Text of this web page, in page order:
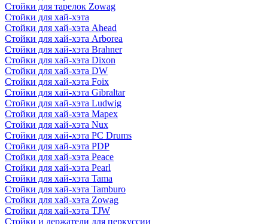
Стойки для тарелок Zowag
Стойки для хай-хэта
Стойки для хай-хэта Ahead
Стойки для хай-хэта Arborea
Стойки для хай-хэта Brahner
Стойки для хай-хэта Dixon
Стойки для хай-хэта DW
Стойки для хай-хэта Foix
Стойки для хай-хэта Gibraltar
Стойки для хай-хэта Ludwig
Стойки для хай-хэта Mapex
Стойки для хай-хэта Nux
Стойки для хай-хэта PC Drums
Стойки для хай-хэта PDP
Стойки для хай-хэта Peace
Стойки для хай-хэта Pearl
Стойки для хай-хэта Tama
Стойки для хай-хэта Tamburo
Стойки для хай-хэта Zowag
Стойки для хай-хэта TJW
Стойки и держатели для перкуссии